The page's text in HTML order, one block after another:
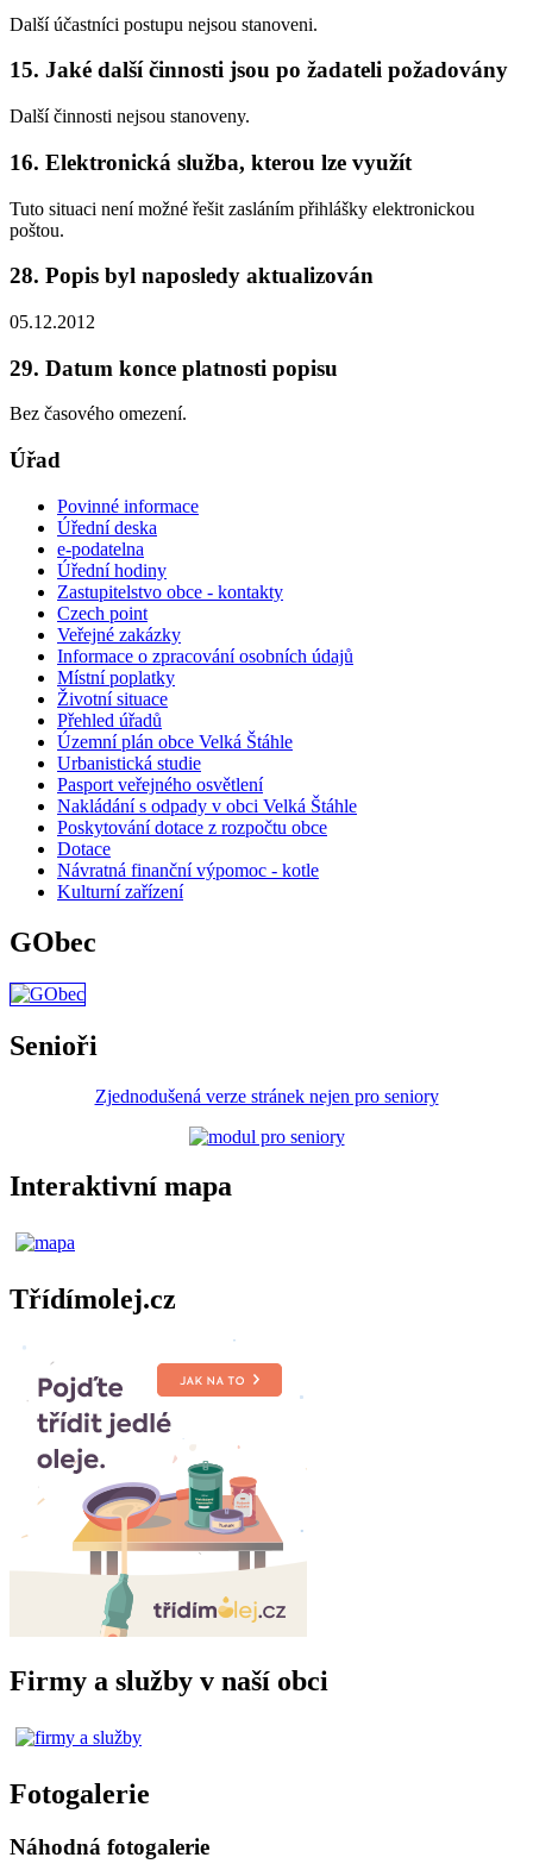
Další účastníci postupu nejsou stanoveni.
15. Jaké další činnosti jsou po žadateli požadovány
Další činnosti nejsou stanoveny.
16. Elektronická služba, kterou lze využít
Tuto situaci není možné řešit zasláním přihlášky elektronickou
poštou.
28. Popis byl naposledy aktualizován
05.12.2012
29. Datum konce platnosti popisu
Bez časového omezení.
Úřad
Povinné informace
Úřední deska
e-podatelna
Úřední hodiny
Zastupitelstvo obce - kontakty
Czech point
Veřejné zakázky
Informace o zpracování osobních údajů
Místní poplatky
Životní situace
Přehled úřadů
Územní plán obce Velká Štáhle
Urbanistická studie
Pasport veřejného osvětlení
Nakládání s odpady v obci Velká Štáhle
Poskytování dotace z rozpočtu obce
Dotace
Návratná finanční výpomoc - kotle
Kulturní zařízení
GObec
Senioři
Zjednodušená verze stránek nejen pro seniory
Interaktivní mapa
Třídímolej.cz
Firmy a služby v naší obci
Fotogalerie
Náhodná fotogalerie